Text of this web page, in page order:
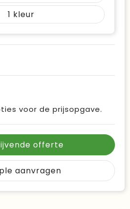
1
voor de prijsopgave.
offerte
aanvragen